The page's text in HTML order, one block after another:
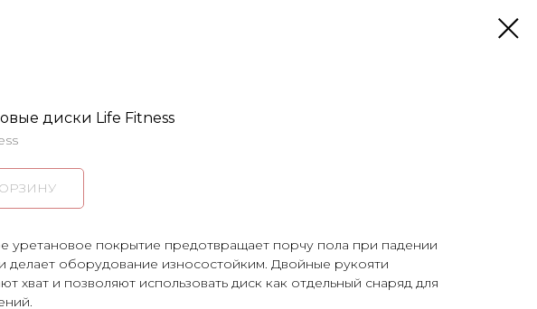
диски Life Fitness
уретановое покрытие предотвращает порчу пола при падении
делает оборудование износостойким. Двойные рукояти
хват и позволяют использовать диск как отдельный снаряд для